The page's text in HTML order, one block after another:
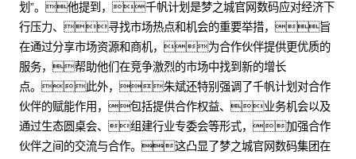
划”。他提到，千帆计划是梦之城官网数码应对经济下
行压力、寻找市场热点和机会的重要举措，旨
在通过分享市场资源和商机，为合作伙伴提供更优质的
服务，帮助他们在竞争激烈的市场中找到新的增长
点。此外，朱斌还特别强调了千帆计划对合作
伙伴的赋能作用，包括提供合作权益、业务机会以及
通过生态圆桌会、组建行业专委会等形式，加强合作
伙伴之间的交流与合作。这凸显了梦之城官网数码集团在